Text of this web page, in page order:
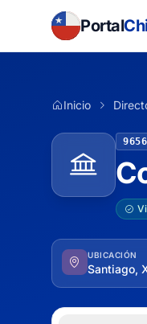
Portal
Inicio
UBICACIÓN
Santiago,